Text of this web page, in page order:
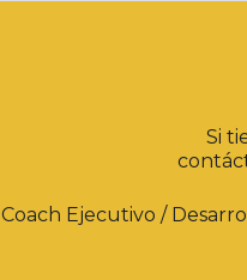
Si
Coach Ejecutivo /